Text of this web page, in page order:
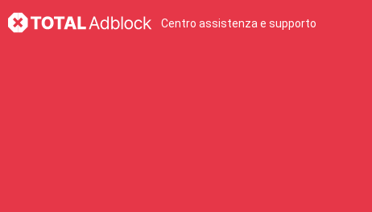
Centro assistenza e supporto